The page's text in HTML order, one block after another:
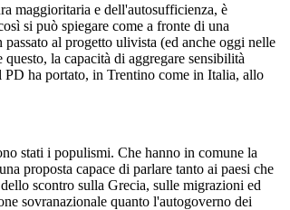
maggioritaria e dell'autosufficienza, è
si può spiegare come a fronte di una
al progetto ulivista (ed anche oggi nelle
la capacità di aggregare sensibilità
ha portato, in Trentino come in Italia, allo
stati i populismi. Che hanno in comune la
proposta capace di parlare tanto ai paesi che
scontro sulla Grecia, sulle migrazioni ed
sovranazionale quanto l'autogoverno dei